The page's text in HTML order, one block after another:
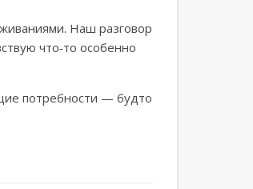
Наш разговор
что‑то особенно
потребности — будто